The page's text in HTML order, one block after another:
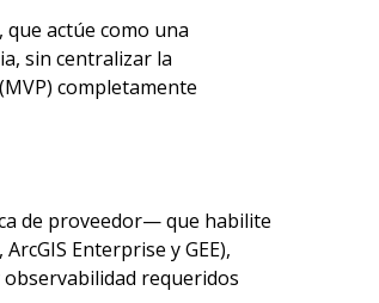
que actúe como una
sin centralizar la
completamente
de proveedor— que habilite
Enterprise y GEE),
requeridos